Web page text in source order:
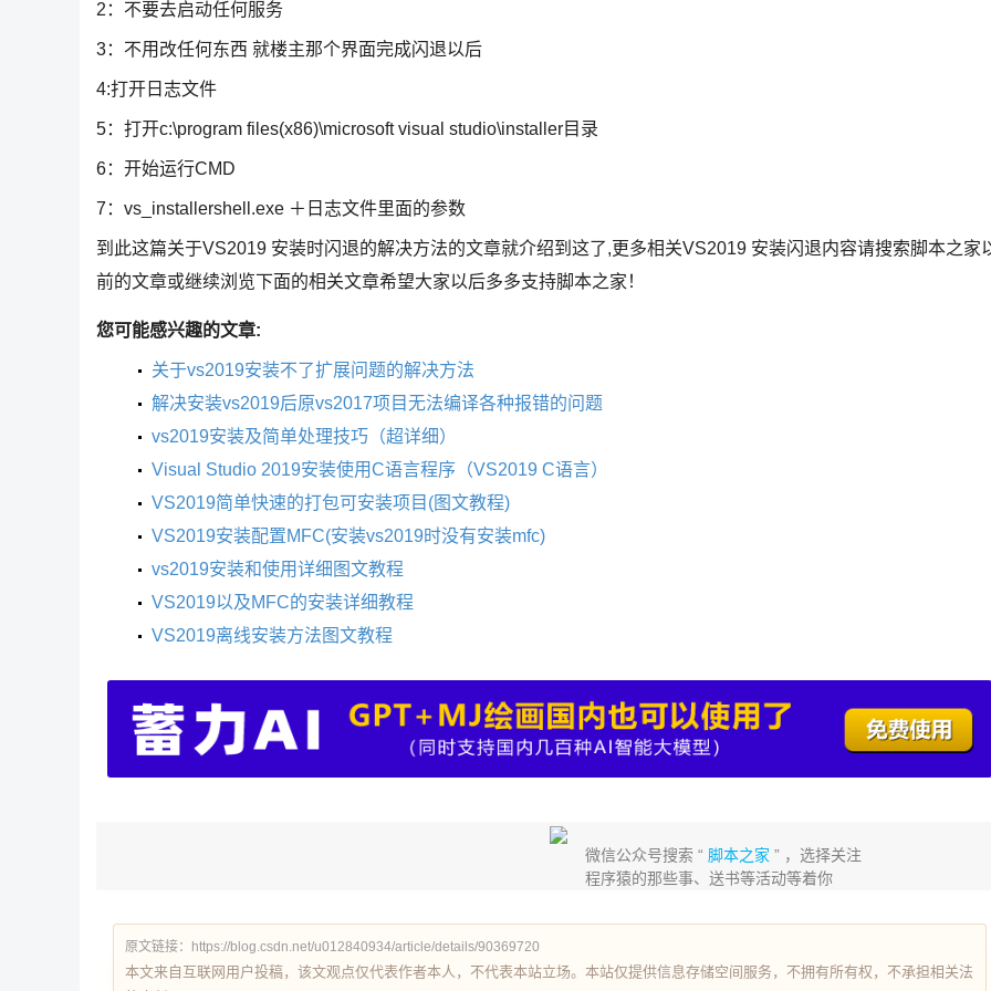
2：不要去启动任何服务
3：不用改任何东西 就楼主那个界面完成闪退以后
4:打开日志文件
5：打开c:\program files(x86)\microsoft visual studio\installer目录
6：开始运行CMD
7：vs_installershell.exe ＋日志文件里面的参数
到此这篇关于VS2019 安装时闪退的解决方法的文章就介绍到这了,更多相关VS2019 安装闪退内容请搜索脚本之家
前的文章或继续浏览下面的相关文章希望大家以后多多支持脚本之家！
您可能感兴趣的文章:
关于vs2019安装不了扩展问题的解决方法
解决安装vs2019后原vs2017项目无法编译各种报错的问题
vs2019安装及简单处理技巧（超详细）
Visual Studio 2019安装使用C语言程序（VS2019 C语言）
VS2019简单快速的打包可安装项目(图文教程)
VS2019安装配置MFC(安装vs2019时没有安装mfc)
vs2019安装和使用详细图文教程
VS2019以及MFC的安装详细教程
VS2019离线安装方法图文教程
微信公众号搜索 “脚本之家 ” ，选择关注
程序猿的那些事、送书等活动等着你
原文链接：https://blog.csdn.net/u012840934/article/details/90369720
本文来自互联网用户投稿，该文观点仅代表作者本人，不代表本站立场。本站仅提供信息存储空间服务，不拥有所有权，不承担相关法